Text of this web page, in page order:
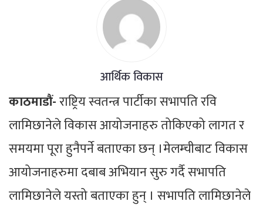
आर्थिक विकास
काठमाडौं-राष्ट्रिय स्वतन्त्र पार्टीका सभापति रवि
लामिछानेले विकास आयोजनाहरु तोकिएको लागत र
समयमा पूरा हुनैपर्ने बताएका छन् ।मेलम्चीबाट विकास
आयोजनाहरुमा दबाब अभियान सुरु गर्दै सभापति
लामिछानेले यस्तो बताएका हुन् । सभापति लामिछानेले